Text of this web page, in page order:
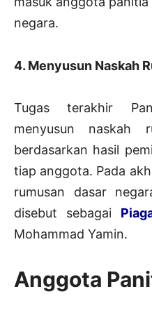
negara.
4. Menyusun Naskah
Tugas terakhir
menyusun naskah
berdasarkan hasil
tiap anggota. Pada
rumusan dasar
disebut sebagai
Mohammad Yamin.
Anggota